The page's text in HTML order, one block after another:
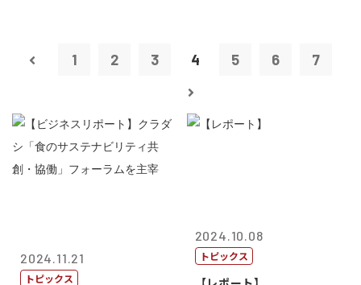
1 2 3 4 5 6 7
2024.11.21
トピックス
2024.10.08
トピックス